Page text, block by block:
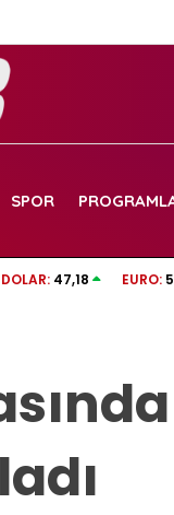
SPOR
Avrupa şampiyonu
DOLAR: 47,18 EURO: